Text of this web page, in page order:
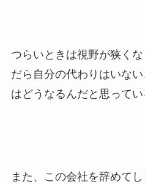
つらいときは視野が狭く
だら自分の代わりはいな
はどうなるんだと思ってい
また、この会社を辞めて